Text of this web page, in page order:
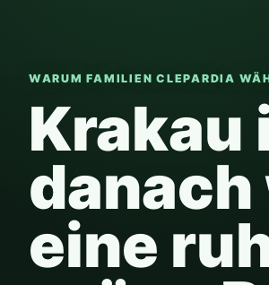
WARUM FAMILIEN CLEPARDIA
Krakau
eine